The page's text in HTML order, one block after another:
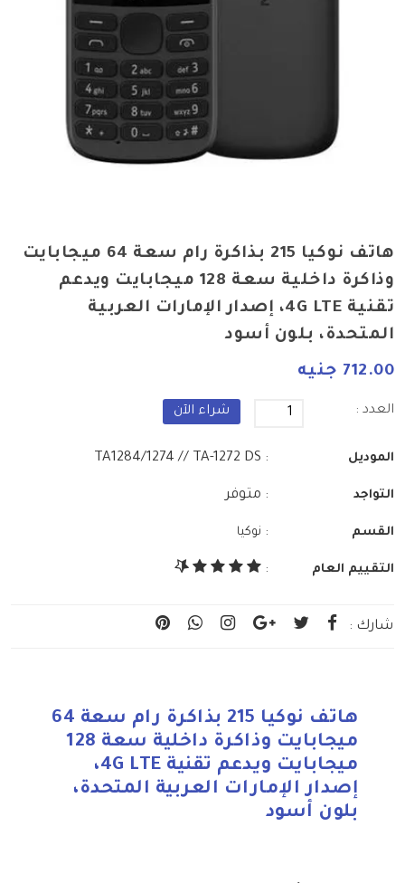
هاتف نوكيا 215 بذاكرة رام سعة 64 ميجابايت
وذاكرة داخلية سعة 128 ميجابايت ويدعم
تقنية 4G LTE، إصدار الإمارات العربية
المتحدة، بلون أسود
712.00 جنيه
العدد : شراء الآن
الموديل : TA1284/1274 // TA-1272 DS
التواجد : متوفر
القسم : نوكيا
التقييم العام :
شارك :
هاتف نوكيا 215 بذاكرة رام سعة 64
ميجابايت وذاكرة داخلية سعة 128
ميجابايت ويدعم تقنية 4G LTE،
إصدار الإمارات العربية المتحدة،
بلون أسود